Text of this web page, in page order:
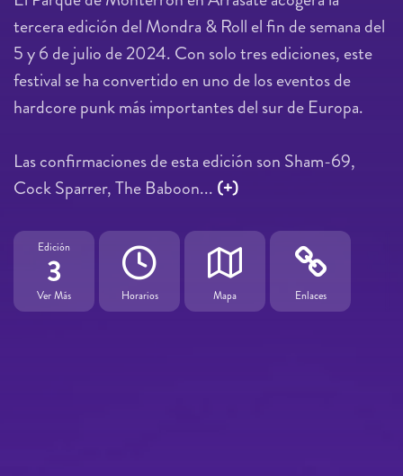
tercera edición del Mondra & Roll el fin de semana del
5 y 6 de julio de 2024. Con solo tres ediciones, este
festival se ha convertido en uno de los eventos de
hardcore punk más importantes del sur de Europa.
Las confirmaciones de esta edición son Sham-69,
Cock Sparrer, The Baboon... (+)
Edición
3
Ver Más Horarios Mapa Enlaces